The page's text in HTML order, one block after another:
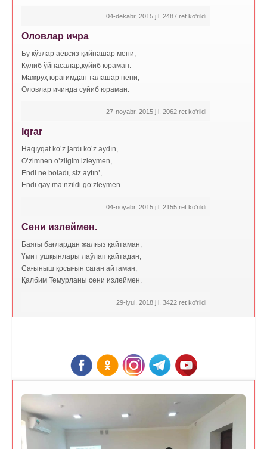
04-dekabr, 2015 jıl. 2487 ret ko'rildi
Оловлар ичра
Бу кўзлар аёвсиз қийнашар мени,
Кулиб ўйнасалар,куйиб юраман.
Мажруҳ юрагимдан талашар нени,
Оловлар ичинда суйиб юраман.
27-noyabr, 2015 jıl. 2062 ret ko'rildi
Iqrar
Haqıyqat ko’z jardı ko’z aydın,
O’zimnen o’zligim izleymen,
Endi ne boladı, siz aytın’,
Endi qay ma’nzildi go’zleymen.
04-noyabr, 2015 jıl. 2155 ret ko'rildi
Сени излеймен.
Баяғы бағлардан жалғыз қайтаман,
Үмит ушқынлары лаўлап қайтадан,
Сағыныш қосығын саған айтаман,
Қалбим Темурланы сени излеймен.
29-iyul, 2018 jıl. 3422 ret ko'rildi